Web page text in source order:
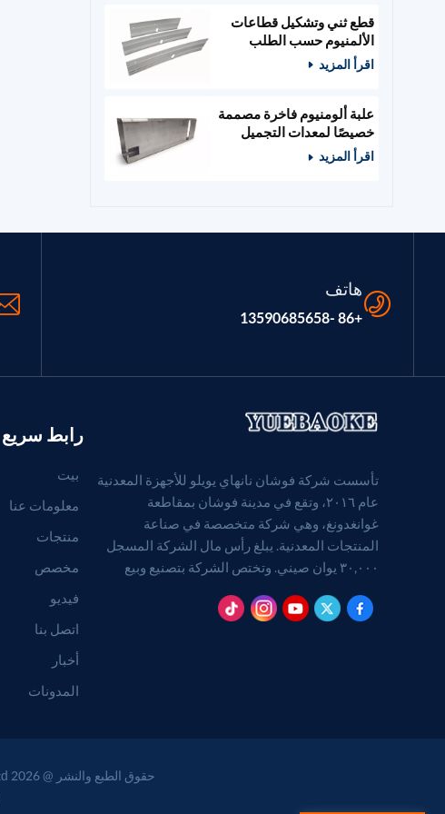
قطع ثني وتشكيل قطاعات
الألمنيوم حسب الطلب
اقرأ المزيد
علبة ألومنيوم فاخرة مصممة
خصيصًا لمعدات التجميل
والصالونات
اقرأ المزيد
هاتف
+86 -13590685658
تأسست شركة فوشان نانهاي يويلو للأجهزة المعدنية
عام ٢٠١٦، وتقع في مدينة فوشان بمقاطعة
غوانغدونغ، وهي شركة متخصصة في صناعة
المنتجات المعدنية. يبلغ رأس مال الشركة المسجل
٣٠,٠٠٠ يوان صيني. وتختص الشركة بتصنيع وبيع
موافقة قانونية، لا يجوز ممارسة الأنشطة التجارية إلا
رابط سريع
بيت
معلومات عنا
منتجات
مخصص
فيديو
اتصل بنا
أخبار
المدونات
حقوق الطبع والنشر @ 2026 Foshan Nanhai Yuebao Technology Co., Ltd. جميع الحقوق محفوظة .